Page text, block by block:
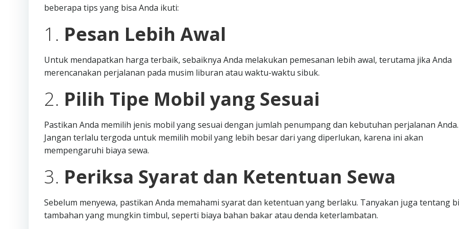
beberapa tips yang bisa Anda ikuti:
1. Pesan Lebih Awal
Untuk mendapatkan harga terbaik, sebaiknya Anda melakukan pemesanan lebih awal, terutama jika Anda
merencanakan perjalanan pada musim liburan atau waktu-waktu sibuk.
2. Pilih Tipe Mobil yang Sesuai
Pastikan Anda memilih jenis mobil yang sesuai dengan jumlah penumpang dan kebutuhan perjalanan Anda.
Jangan terlalu tergoda untuk memilih mobil yang lebih besar dari yang diperlukan, karena ini akan
mempengaruhi biaya sewa.
3. Periksa Syarat dan Ketentuan Sewa
Sebelum menyewa, pastikan Anda memahami syarat dan ketentuan yang berlaku. Tanyakan juga tentang
tambahan yang mungkin timbul, seperti biaya bahan bakar atau denda keterlambatan.